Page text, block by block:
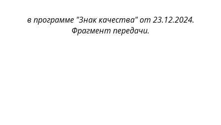
в программе "Знак качества" от 23.12.2024.
Фрагмент передачи.